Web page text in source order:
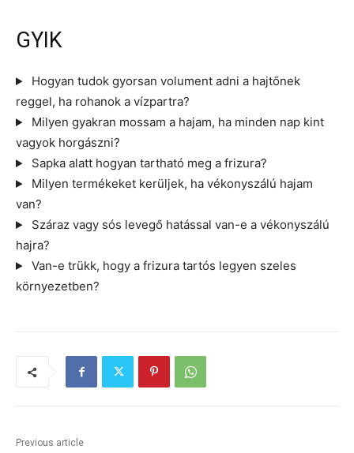
GYIK
Hogyan tudok gyorsan volument adni a hajtőnek
reggel, ha rohanok a vízpartra?
Milyen gyakran mossam a hajam, ha minden nap kint
vagyok horgászni?
Sapka alatt hogyan tartható meg a frizura?
Milyen termékeket kerüljek, ha vékonyszálú hajam
van?
Száraz vagy sós levegő hatással van-e a vékonyszálú
hajra?
Van-e trükk, hogy a frizura tartós legyen szeles
környezetben?
Previous article